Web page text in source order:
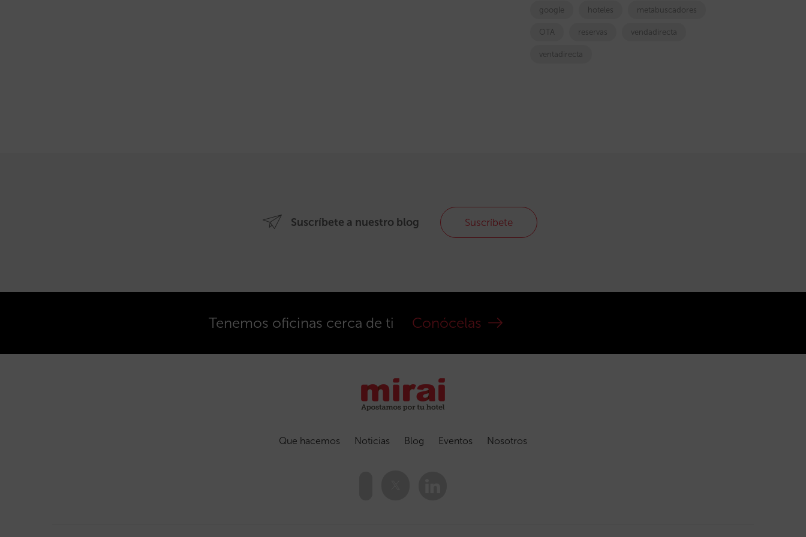
google hoteles metabuscadores
OTA reservas vendadirecta
ventadirecta
Suscríbete a nuestro blog Suscríbete
Tenemos oficinas cerca de ti Conócelas
Que hacemos Noticias Blog Eventos Nosotros